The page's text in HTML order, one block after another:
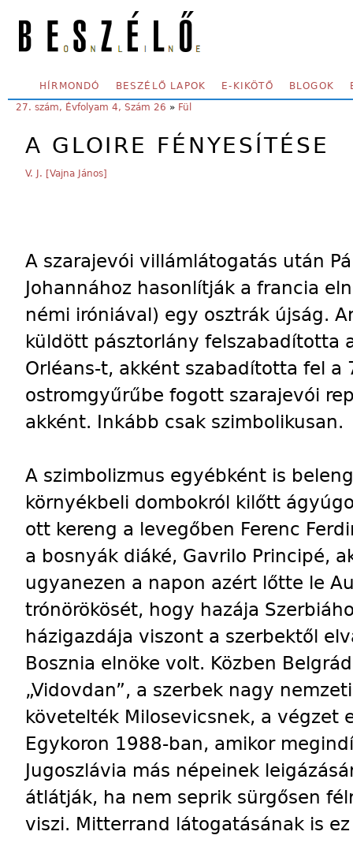
SECONDARY MENU
HÍRMONDÓ BESZÉLŐ LAPOK E-KIKÖTŐ BLOGOK
YOU ARE HERE:
27. szám, Évfolyam 4, Szám 26 » Fül
A GLOIRE FÉNYESÍTÉSE
V. J. [Vajna János]
A szarajevói villámlátogatás után
Johannához hasonlítják a francia
némi iróniával) egy osztrák újság.
küldött pásztorlány felszabadította
Orléans-t, akként szabadította fel a
ostromgyűrűbe fogott szarajevói
akként. Inkább csak szimbolikusan.
A szimbolizmus egyébként is
környékbeli dombokról kilőtt
ott kereng a levegőben Ferenc
a bosnyák diáké, Gavrilo Principé,
ugyanezen a napon azért lőtte le
trónörökösét, hogy hazája
házigazdája viszont a szerbektől
Bosznia elnöke volt. Közben
„Vidovdan”, a szerbek nagy
követelték Milosevicsnek, a végzet
Egykoron 1988-ban, amikor
Jugoszlávia más népeinek
átlátják, ha nem seprik sürgősen
viszi. Mitterrand látogatásának is